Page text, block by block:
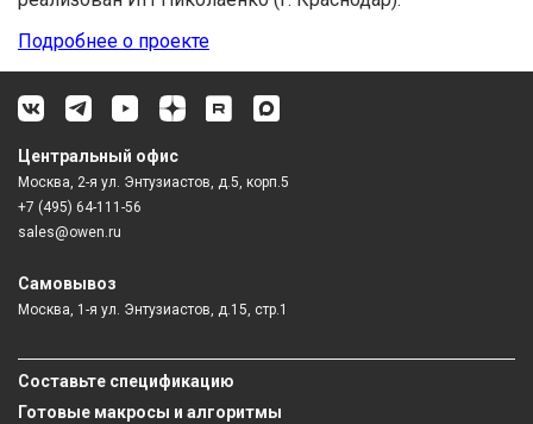
Подробнее о проекте
Центральный офис
Москва, 2-я ул. Энтузиастов, д.5, корп.5
+7 (495) 64-111-56
sales@owen.ru
Самовывоз
Москва, 1-я ул. Энтузиастов, д.15, стр.1
Составьте спецификацию
Готовые макросы и алгоритмы